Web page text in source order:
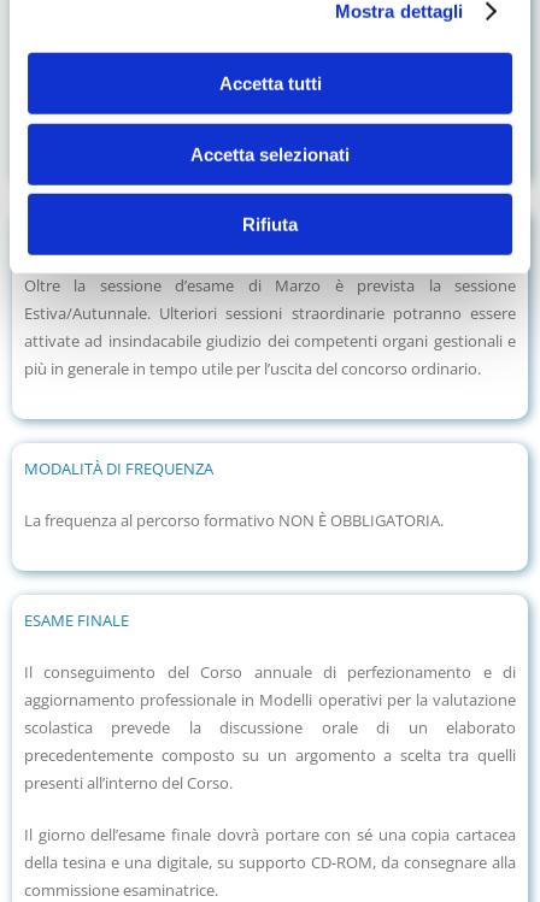
Mostra dettagli
Accetta tutti
Accetta selezionati
Rifiuta
Graduatoria ad Esaurimento: Punti 3;
Graduatorie GPS e di Istituto: Punti 1;
Oltre la sessione d’esame di Marzo è prevista la sessione
Estiva/Autunnale. Ulteriori sessioni straordinarie potranno essere
attivate ad insindacabile giudizio dei competenti organi gestionali e
più in generale in tempo utile per l’uscita del concorso ordinario.
MODALITÀ DI FREQUENZA
La frequenza al percorso formativo NON È OBBLIGATORIA.
ESAME FINALE
Il conseguimento del Corso annuale di perfezionamento e di
aggiornamento professionale in Modelli operativi per la valutazione
scolastica prevede la discussione orale di un elaborato
precedentemente composto su un argomento a scelta tra quelli
presenti all’interno del Corso.
Il giorno dell’esame finale dovrà portare con sé una copia cartacea
della tesina e una digitale, su supporto CD-ROM, da consegnare alla
commissione esaminatrice.